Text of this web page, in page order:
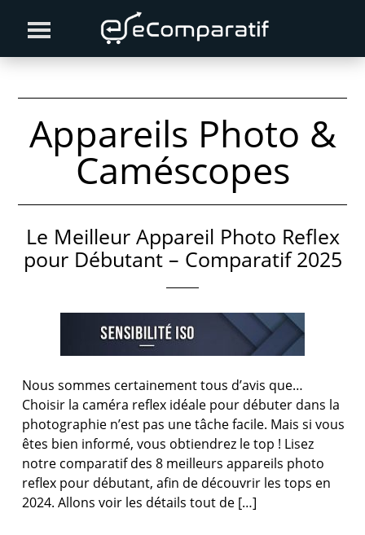
primary
navigation
content
Appareils Photo &
Caméscopes
Le Meilleur Appareil Photo Reflex
pour Débutant – Comparatif 2025
Nous sommes certainement tous d’avis que…
Choisir la caméra reflex idéale pour débuter dans la
photographie n’est pas une tâche facile. Mais si vous
êtes bien informé, vous obtiendrez le top ! Lisez
notre comparatif des 8 meilleurs appareils photo
reflex pour débutant, afin de découvrir les tops en
2024. Allons voir les détails tout de […]